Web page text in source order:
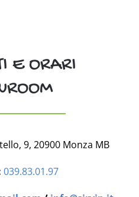
E ORARI
9, 20900 Monza MB
039.83.01.97